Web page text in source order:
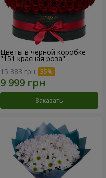
Цветы в чёрной коробке
"151 красная роза"
15 383 грн
Заказать